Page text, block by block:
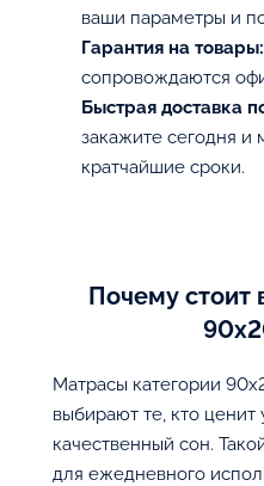
ваши параметры и
Гарантия на товары:
сопровождаются
Быстрая доставка
закажите сегодня и
кратчайшие сроки.
Почему стоит
Матрасы категории
выбирают те, кто ценит
качественный сон.
для ежедневного